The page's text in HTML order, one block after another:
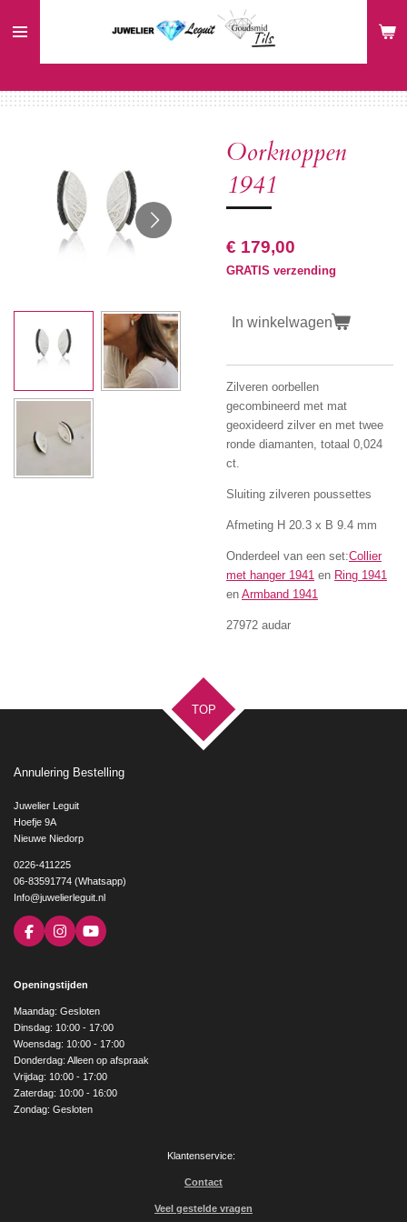
direct
hoofdinhoud
Oorknoppen
1941
€ 179,00
GRATIS verzending
In winkelwagen
Zilveren oorbellen
gecombineerd met mat
geoxideerd zilver en met twee
ronde diamanten, totaal 0,024
ct.
Sluiting zilveren poussettes
Afmeting H 20.3 x B 9.4 mm
Onderdeel van een set:Collier
met hanger 1941 en Ring 1941
en Armband 1941
27972 audar
TOP
Annulering Bestelling
Juwelier Leguit
Hoefje 9A
Nieuwe Niedorp
0226-411225
06-83591774 (Whatsapp)
Info@juwelierleguit.nl
F
a
b
o
k
I
n
a
g
r
a
m
Y
o
e
Openingstijden
Maandag: Gesloten
Dinsdag: 10:00 - 17:00
Woensdag: 10:00 - 17:00
Donderdag: Alleen op afspraak
Vrijdag: 10:00 - 17:00
Zaterdag: 10:00 - 16:00
Zondag: Gesloten
Klantenservice:
Contact
Veel gestelde vragen